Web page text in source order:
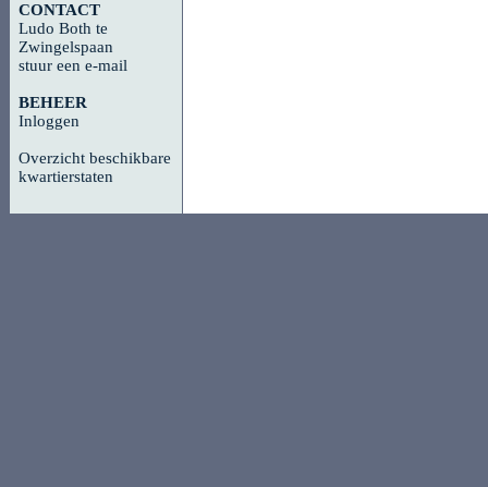
CONTACT
Ludo Both te
Zwingelspaan
stuur een e-mail
BEHEER
Inloggen
Overzicht beschikbare
kwartierstaten